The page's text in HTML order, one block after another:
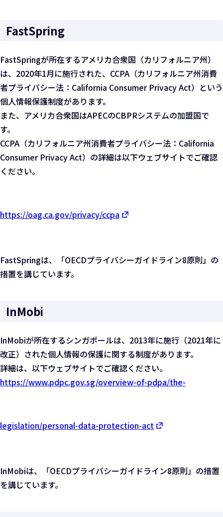
FastSpring
FastSpringが所在するアメリカ合衆国（カリフォルニア州）
は、2020年1月に施行された、CCPA（カリフォルニア州消費
者プライバシー法：California Consumer Privacy Act）という
個人情報保護制度があります。
また、アメリカ合衆国はAPECのCBPRシステムの加盟国で
す。
CCPA（カリフォルニア州消費者プライバシー法：California
Consumer Privacy Act）の詳細は以下ウェブサイトでご確認
ください。
https://oag.ca.gov/privacy/ccpa
FastSpringは、「OECDプライバシーガイドライン8原則」の
措置を講じています。
InMobi
InMobiが所在するシンガポールは、2013年に施行（2021年に
改正）された個人情報の保護に関する制度があります。
詳細は、以下ウェブサイトでご確認ください。
https://www.pdpc.gov.sg/overview-of-pdpa/the-
legislation/personal-data-protection-act
InMobiは、「OECDプライバシーガイドライン8原則」の措置
を講じています。